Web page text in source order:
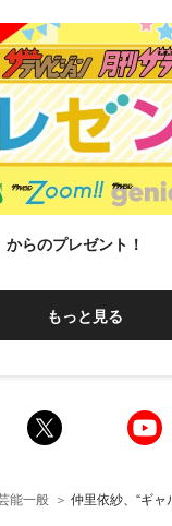
からのプレゼント！
もっと見る
能一般 仲里依紗、“ギャル”メーク姿が話題 「ツ